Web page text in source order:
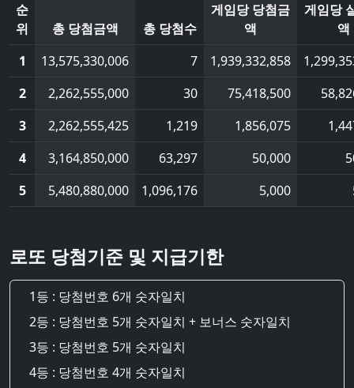
순
위
총 당첨금액 총 당첨수
게임당 당첨금
액
게임당
액
1
13,575,330,006 7 1,939,332,858
2
2,262,555,000 30 75,418,500
3
2,262,555,425 1,219 1,856,075
4
3,164,850,000 63,297 50,000
5
5,480,880,000 1,096,176 5,000
로또 당첨기준 및 지급기한
1등 : 당첨번호 6개 숫자일치
2등 : 당첨번호 5개 숫자일치 + 보너스 숫자일치
3등 : 당첨번호 5개 숫자일치
4등 : 당첨번호 4개 숫자일치